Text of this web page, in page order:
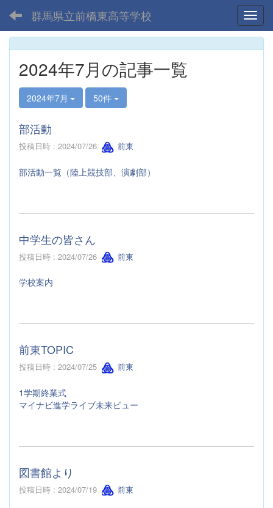
群馬県立前橋東高等学校
2024年7月の記事一覧
2024年7月 50件
部活動
投稿日時 : 2024/07/26 前東
部活動一覧（陸上競技部、演劇部）
中学生の皆さん
投稿日時 : 2024/07/26 前東
学校案内
前東TOPIC
投稿日時 : 2024/07/25 前東
1学期終業式
マイナビ進学ライブ未来ビュー
図書館より
投稿日時 : 2024/07/19 前東